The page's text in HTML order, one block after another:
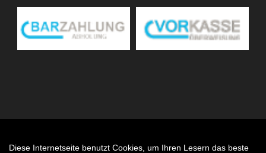
Diese Internetseite benutzt Cookies, um Ihren Lesern das beste
Auftrag widerrufen